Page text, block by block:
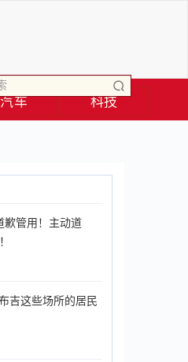
汽车 科技
歉管用！主动道
吉这些场所的居民